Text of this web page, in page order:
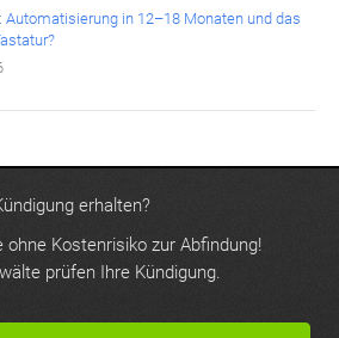
Automatisierung in 12–18 Monaten und das
erhalten?
ohne Kostenrisiko zur Abfindung!
prüfen Ihre Kündigung.